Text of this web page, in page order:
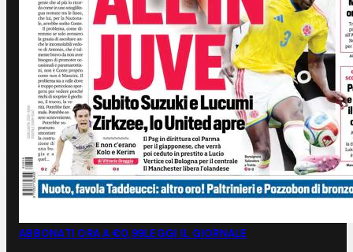
ABBONATI ORA A €0,99LEGGI IL GIORNALE